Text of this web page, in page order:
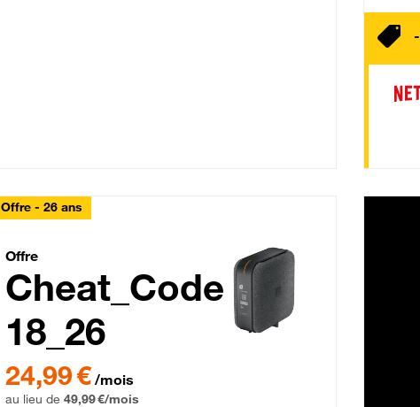
Offre - 26 ans
Cheat_Code Fibre_18_26
Offre
Cheat_Code
18_26
24,99 € /mois
au lieu de 49,99 €/mois